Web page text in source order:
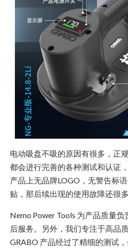
电动吸盘不吸的原因有很多，正
都会进行完善的各种测试和认证
产品上无品牌LOGO，无警告标
贴，那后续出现的使用故障还很多
Nemo Power Tools 为产品质量
后服务。另外，我们专注于高品
GRABO 产品经过了精细的测试